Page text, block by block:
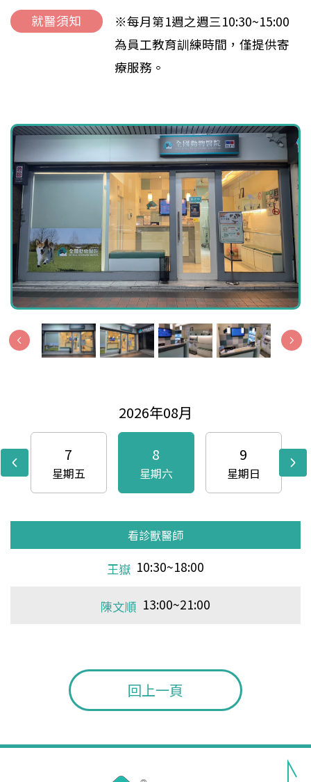
就醫須知
※每月第1週之週三10:30~15:00
為員工教育訓練時間，僅提供寄
療服務。
2026年08月
7
星期五
8
星期六
9
星期日
看診獸醫師
王嶽 10:30~18:00
邱渝婷 18:00~21:00
看診獸醫師
白天佑 10:30~21:00
看診獸醫師
邱渝婷 10:30~21:00
看診獸醫師
陳文順 10:30~21:00
看診獸醫師
王嶽 15:00~21:00
看診獸醫師
白天佑 10:30~21:00
看診獸醫師
邱渝婷 10:30~21:00
看診獸醫師
王嶽 10:30~18:00
陳文順 13:00~21:00
看診獸醫師
白天佑 10:30~21:00
看診獸醫師
蘇偉憶 10:30~21:00
看診獸醫師
陳文順 10:30~21:00
看診獸醫師
王嶽 13:00~21:00
看診獸醫師
白天佑 10:30~21:00
看診獸醫師
江明叡 10:30~21:00
看診獸醫師
王嶽 10:30~18:00
陳文順 13:00~21:00
看診獸醫師
白天佑 10:30~21:00
看診獸醫師
江明叡 10:30~21:00
看診獸醫師
陳文順 10:30~21:00
看診獸醫師
王嶽 13:00~21:00
看診獸醫師
白天佑 10:30~21:00
看診獸醫師
江明叡 10:30~21:00
看診獸醫師
王嶽 10:30~18:00
陳文順 13:00~21:00
看診獸醫師
白天佑 10:30~21:00
看診獸醫師
邱渝婷 10:30~21:00
看診獸醫師
陳文順 10:30~21:00
看診獸醫師
王嶽 13:00~21:00
看診獸醫師
白天佑 10:30~21:00
看診獸醫師
邱渝婷 10:30~21:00
看診獸醫師
王嶽 10:30~18:00
陳文順 13:00~21:00
看診獸醫師
白天佑 10:30~21:00
看診獸醫師
邱渝婷 10:30~21:00
回上一頁